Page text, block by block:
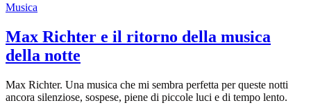
Musica
Max Richter e il ritorno della musica
della notte
Max Richter. Una musica che mi sembra perfetta per queste notti
ancora silenziose, sospese, piene di piccole luci e di tempo lento.